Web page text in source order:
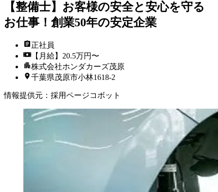
【整備士】お客様の安全と安心を守る
お仕事！創業50年の安定企業
正社員
【月給】20.5万円〜
株式会社ホンダカーズ茂原
千葉県茂原市小林1618-2
情報提供元 ： 採用ページコボット